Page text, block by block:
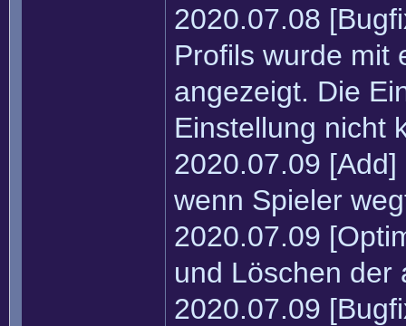
2020.07.08
Profils wurde mit
angezeigt. Die
Einstellung nicht
2020.07.09
wenn Spieler
2020.07.09
und Löschen der
2020.07.09